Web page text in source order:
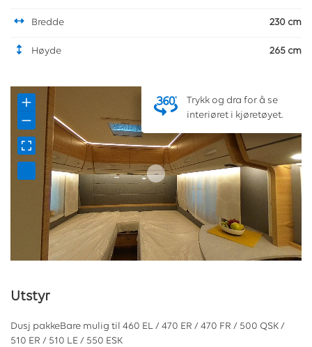
Bredde 230 cm
Høyde 265 cm
Trykk og dra for å se
interiøret i kjøretøyet.
Utstyr
Dusj pakkeBare mulig til 460 EL / 470 ER / 470 FR / 500 QSK /
510 ER / 510 LE / 550 ESK